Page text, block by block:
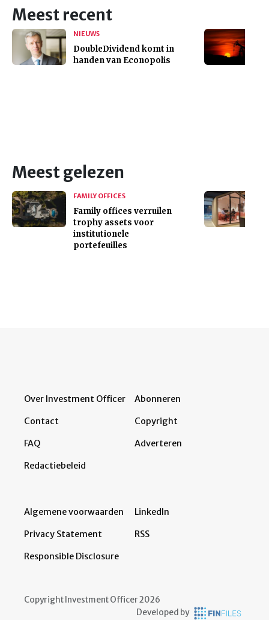
Meest recent
NIEUWS
DoubleDividend komt in
handen van Econopolis
Meest gelezen
FAMILY OFFICES
Family offices verruilen
trophy assets voor
institutionele
portefeuilles
Over Investment Officer
Contact
FAQ
Redactiebeleid
Abonneren
Copyright
Adverteren
Algemene voorwaarden
Privacy Statement
Responsible Disclosure
LinkedIn
RSS
Copyright Investment Officer 2026
Developed by